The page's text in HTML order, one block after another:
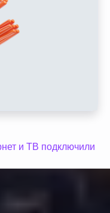
и ТВ подключили